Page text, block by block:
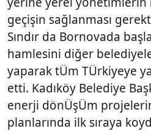
geçişin sağlanması
Sındır da Bornovada
hamlesini diğer
yaparak tÜm TÜrkiyeye
etti. Kadıköy Belediye
enerji dönÜşÜm
planlarında ilk sıraya